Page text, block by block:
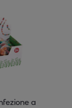
a